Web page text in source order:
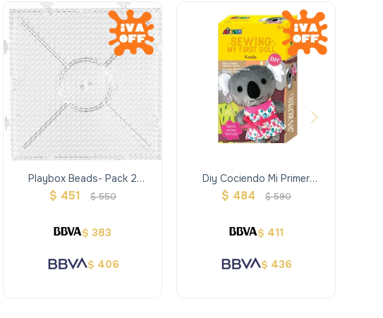
Playbox Beads- Pack 2
Tableros Cuadrados
$ 451 $ 550
$ 383
$ 406
Diy Cociendo Mi Primer
Muñeco Koala- Avenir
$ 484 $ 590
$ 411
$ 436